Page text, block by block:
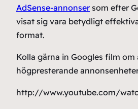
AdSense-annonsersom efter
visat sig vara betydligt
format.
Kolla gärna in Googles film om
högpresterande
http://www.youtube.com/